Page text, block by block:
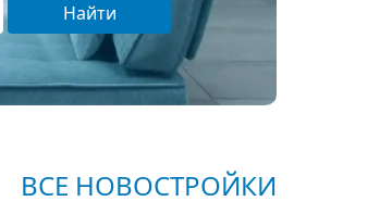
Найти
ВСЕ НОВОСТРОЙКИ